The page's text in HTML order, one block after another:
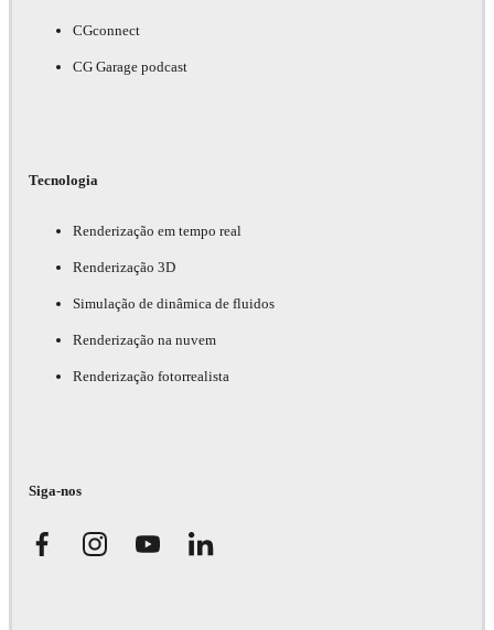
CGconnect
CG Garage podcast
Tecnologia
Renderização em tempo real
Renderização 3D
Simulação de dinâmica de fluidos
Renderização na nuvem
Renderização fotorrealista
Siga-nos